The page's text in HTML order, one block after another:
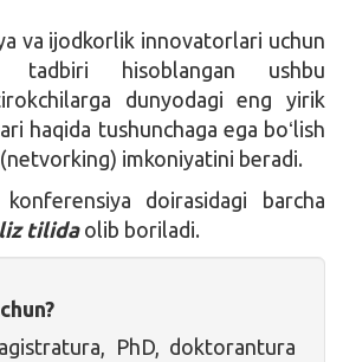
va ijodkorlik innovatorlari uchun
tadbiri hisoblangan ushbu
dunyodagi eng yirik
haqida tushunchaga ega boʻlish
imkoniyatini beradi.
doirasidagi barcha
tilida olib boriladi.
PhD, doktorantura